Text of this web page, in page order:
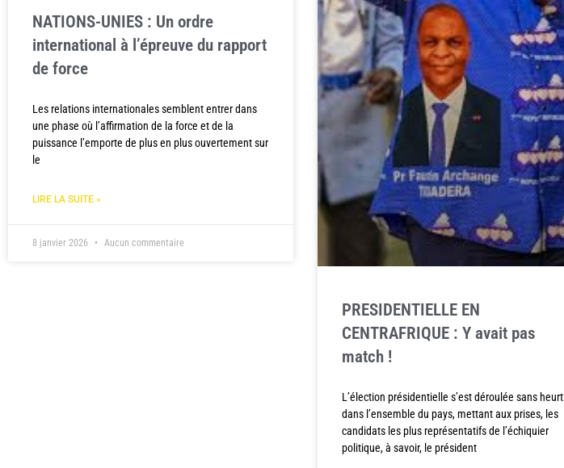
NATIONS-UNIES : Un ordre
international à l’épreuve du rapport
de force
Les relations internationales semblent entrer dans
une phase où l’affirmation de la force et de la
puissance l’emporte de plus en plus ouvertement sur
le
LIRE LA SUITE »
8 janvier 2026 Aucun commentaire
PRESIDENTIELLE EN
CENTRAFRIQUE : Y avait pas
match !
L’élection présidentielle s’est déroulée sans heurt
dans l’ensemble du pays, mettant aux prises, les
candidats les plus représentatifs de l’échiquier
politique, à savoir, le président